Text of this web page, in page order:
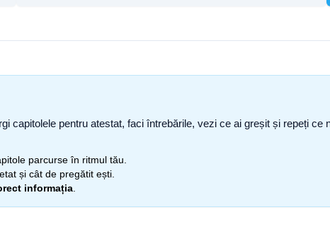
capitolele pentru atestat, faci întrebările, vezi ce ai greșit și repeți
parcurse în ritmul tău.
și cât de pregătit ești.
informația